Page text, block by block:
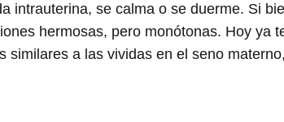
intrauterina, se calma o se duerme. Si
hermosas, pero monótonas. Hoy ya
similares a las vividas en el seno